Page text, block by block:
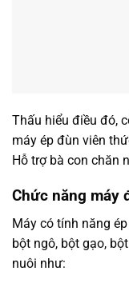
Thấu hiểu điều đó,
máy ép đùn viên
Hỗ trợ bà con chăn
Chức năng máy
Máy có tính năng
bột ngô, bột gạo,
nuôi như: